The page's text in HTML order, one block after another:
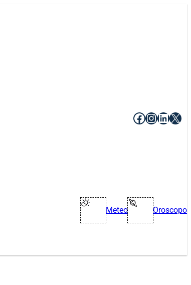
Facebook
X
Meteo Oroscopo